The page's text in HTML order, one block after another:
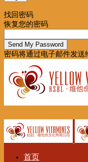
找回密码
恢复您的密码
密码将通过电子邮件发送
首页